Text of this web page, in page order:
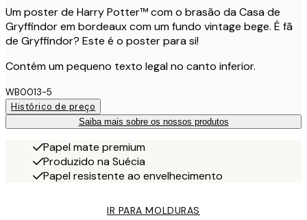
Um poster de Harry Potter™ com o brasão da Casa de
Gryffindor em bordeaux com um fundo vintage bege. É fã
de Gryffindor? Este é o poster para si!
Contém um pequeno texto legal no canto inferior.
WB0013-5
Histórico de preço
Saiba mais sobre os nossos produtos
Papel mate premium
Produzido na Suécia
Papel resistente ao envelhecimento
IR PARA MOLDURAS